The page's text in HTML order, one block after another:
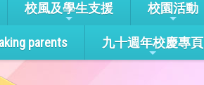
校風及學生支援 校園活動
parents 九十週年校慶專頁